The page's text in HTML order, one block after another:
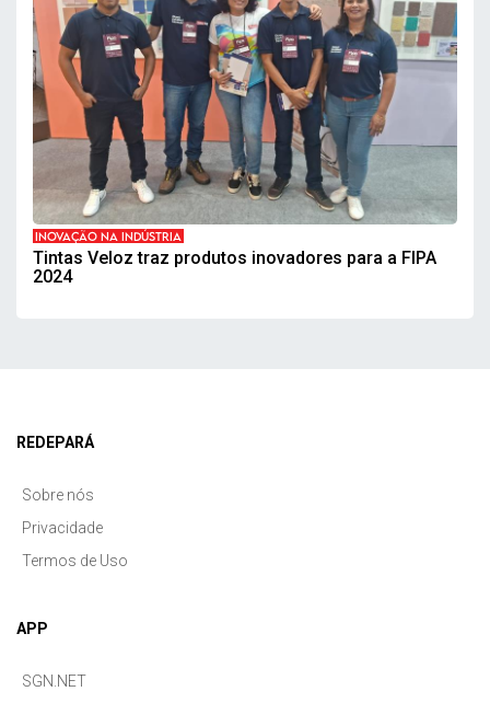
INOVAÇÃO NA INDÚSTRIA
Tintas Veloz traz produtos inovadores para a FIPA
2024
REDEPARÁ
Sobre nós
Privacidade
Termos de Uso
APP
SGN.NET